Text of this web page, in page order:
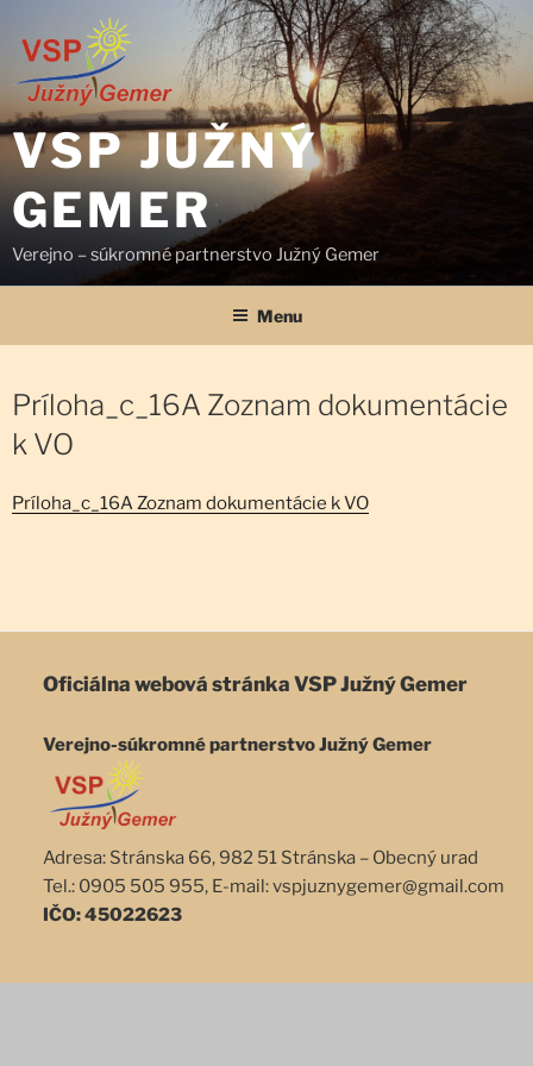
VSP JUŽNÝ
GEMER
Verejno – súkromné partnerstvo Južný Gemer
Menu
Príloha_c_16A Zoznam dokumentácie
k VO
Príloha_c_16A Zoznam dokumentácie k VO
Oficiálna webová stránka VSP Južný Gemer
Verejno-súkromné partnerstvo Južný Gemer
Adresa: Stránska 66, 982 51 Stránska – Obecný urad
Tel.: 0905 505 955, E-mail: vspjuznygemer@gmail.com
IČO: 45022623